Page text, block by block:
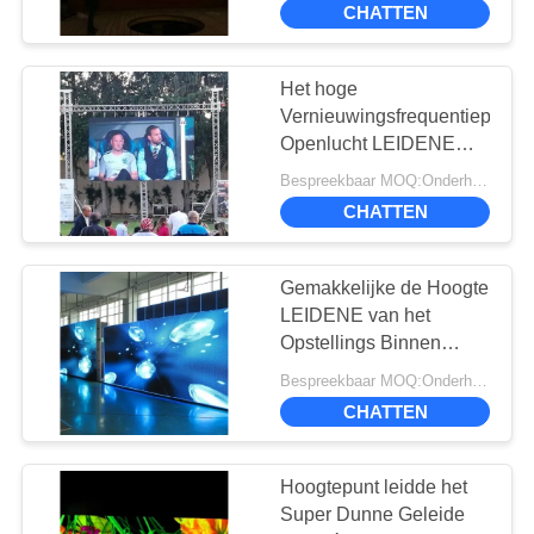
het stadium geleide
scherm
26
Transparant LED -
display
8
het Bekijken Afstand
CHATTEN
Het hoge
Vernieuwingsfrequentiep4.81
Openlucht LEIDENE
Vertoningsscherm 1/13
de Plicht van de
Aftastenaandrijving
Bespreekbaar MOQ:Onderhandeling
CHATTEN
Gemakkelijke de Hoogte
LEIDENE van het
Opstellings Binnen
Kleine Pixel
Vertoningsp1.875
Energie - besparing
CHATTEN
Hoogtepunt leidde het
Super Dunne Geleide